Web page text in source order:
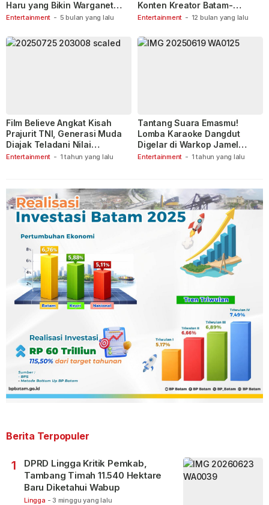
Entertainment - 5 bulan yang lalu
Haru yang Bikin Warganet
Berspekulasi
Entertainment - 12 bulan yang lalu
Konten Kreator Batam-
Tanjungpinang
Entertainment - 1 tahun yang lalu
Film Believe Angkat Kisah
Prajurit TNI, Generasi Muda
Diajak Teladani Nilai
Keberanian
Entertainment - 1 tahun yang lalu
Tantang Suara Emasmu!
Lomba Karaoke Dangdut
Digelar di Warkop Jamel
Ganet
Berita Terpopuler
1
DPRD Lingga Kritik Pemkab,
Tambang Timah 11.540 Hektare
Baru Diketahui Wabup
Lingga - 3 minggu yang lalu